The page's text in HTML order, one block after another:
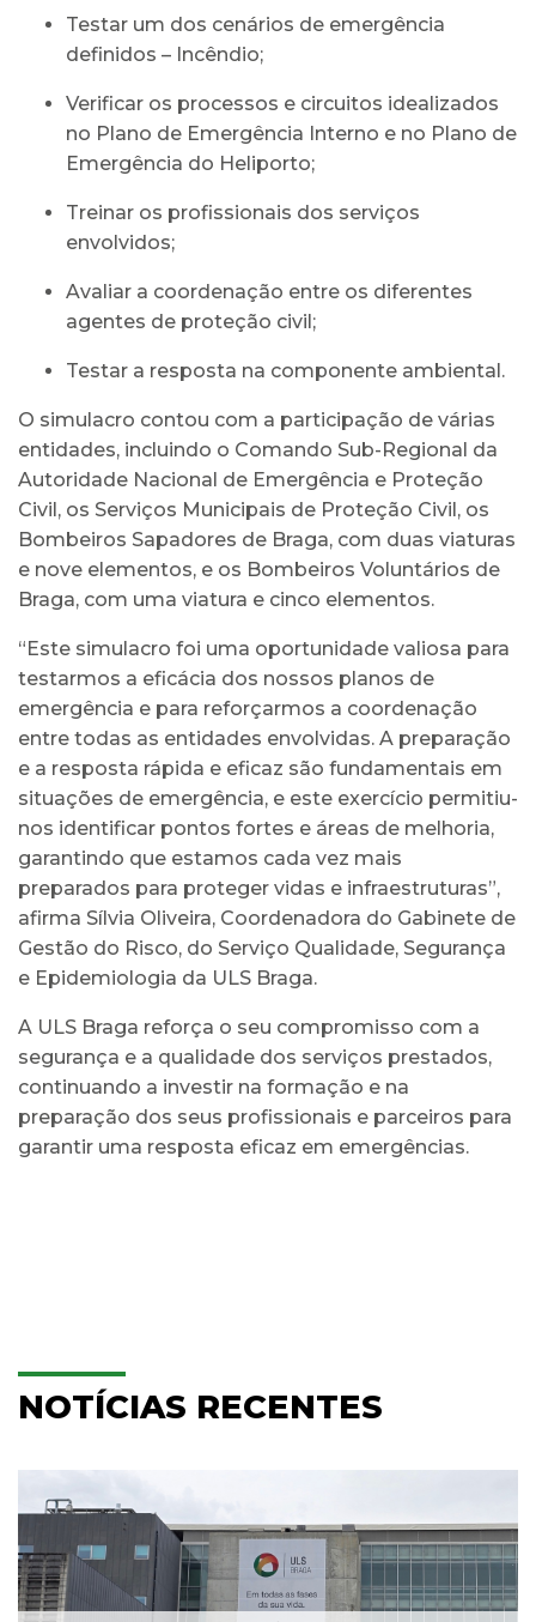
Testar um dos cenários de emergência
definidos – Incêndio;
Verificar os processos e circuitos idealizados
no Plano de Emergência Interno e no Plano de
Emergência do Heliporto;
Treinar os profissionais dos serviços
envolvidos;
Avaliar a coordenação entre os diferentes
agentes de proteção civil;
Testar a resposta na componente ambiental.
O simulacro contou com a participação de várias
entidades, incluindo o Comando Sub-Regional da
Autoridade Nacional de Emergência e Proteção
Civil, os Serviços Municipais de Proteção Civil, os
Bombeiros Sapadores de Braga, com duas viaturas
e nove elementos, e os Bombeiros Voluntários de
Braga, com uma viatura e cinco elementos.
“Este simulacro foi uma oportunidade valiosa para
testarmos a eficácia dos nossos planos de
emergência e para reforçarmos a coordenação
entre todas as entidades envolvidas. A preparação
e a resposta rápida e eficaz são fundamentais em
situações de emergência, e este exercício permitiu-
nos identificar pontos fortes e áreas de melhoria,
garantindo que estamos cada vez mais
preparados para proteger vidas e infraestruturas”,
afirma Sílvia Oliveira, Coordenadora do Gabinete de
Gestão do Risco, do Serviço Qualidade, Segurança
e Epidemiologia da ULS Braga.
A ULS Braga reforça o seu compromisso com a
segurança e a qualidade dos serviços prestados,
continuando a investir na formação e na
preparação dos seus profissionais e parceiros para
garantir uma resposta eficaz em emergências.
NOTÍCIAS RECENTES